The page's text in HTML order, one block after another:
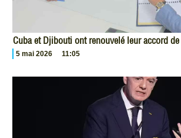
Cuba et Djibouti ont renouvelé leur accord
5 mai 2026 11:05